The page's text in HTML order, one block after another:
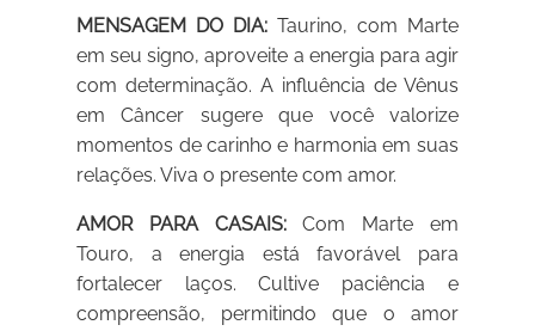
MENSAGEM DO DIA: Taurino, com Marte
em seu signo, aproveite a energia para agir
com determinação. A influência de Vênus
em Câncer sugere que você valorize
momentos de carinho e harmonia em suas
relações. Viva o presente com amor.
AMOR PARA CASAIS:Com Marte em
Touro, a energia está favorável para
fortalecer laços. Cultive paciência e
compreensão, permitindo que o amor